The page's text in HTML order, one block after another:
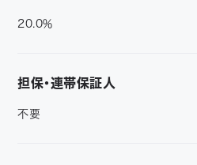
20.0％
担保・連帯保証人
不要